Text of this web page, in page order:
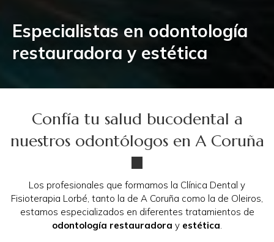
Especialistas en odontología
restauradora y estética
Confía tu salud bucodental a
nuestros odontólogos en A Coruña
Los profesionales que formamos la Clínica Dental y
Fisioterapia Lorbé, tanto la de A Coruña como la de Oleiros,
estamos especializados en diferentes tratamientos de
odontología restauradora y estética.